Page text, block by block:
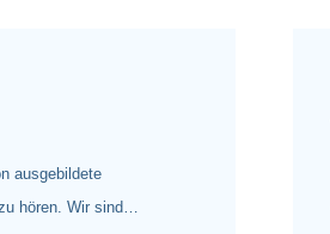
ausgebildete
hören. Wir sind…